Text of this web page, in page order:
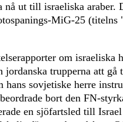
ut till israeliska araber.
MiG-25 (titelns
om israeliska
jordanska trupperna att
sovjetiske herre
bort den FN-
en sjöfartsled till